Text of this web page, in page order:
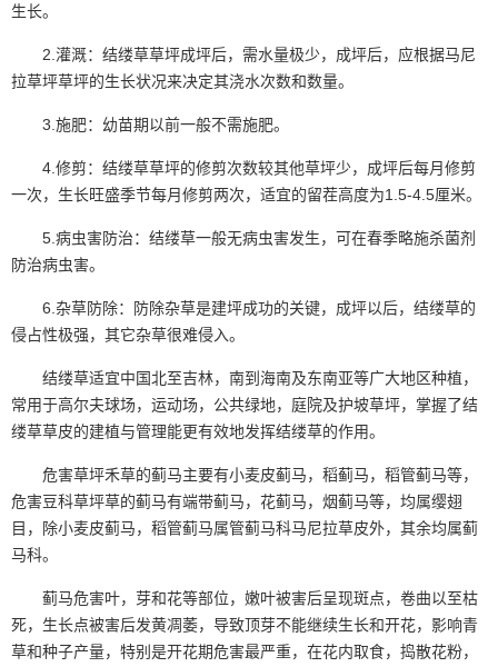
生长。
2.灌溉：结缕草草坪成坪后，需水量极少，成坪后，应根据马尼
拉草坪草坪的生长状况来决定其浇水次数和数量。
3.施肥：幼苗期以前一般不需施肥。
4.修剪：结缕草草坪的修剪次数较其他草坪少，成坪后每月修剪
一次，生长旺盛季节每月修剪两次，适宜的留茬高度为1.5-4.5厘米。
5.病虫害防治：结缕草一般无病虫害发生，可在春季略施杀菌剂
防治病虫害。
6.杂草防除：防除杂草是建坪成功的关键，成坪以后，结缕草的
侵占性极强，其它杂草很难侵入。
结缕草适宜中国北至吉林，南到海南及东南亚等广大地区种植，
常用于高尔夫球场，运动场，公共绿地，庭院及护坡草坪，掌握了结
缕草草皮的建植与管理能更有效地发挥结缕草的作用。
危害草坪禾草的蓟马主要有小麦皮蓟马，稻蓟马，稻管蓟马等，
危害豆科草坪草的蓟马有端带蓟马，花蓟马，烟蓟马等，均属缨翅
目，除小麦皮蓟马，稻管蓟马属管蓟马科马尼拉草皮外，其余均属蓟
马科。
蓟马危害叶，芽和花等部位，嫩叶被害后呈现斑点，卷曲以至枯
死，生长点被害后发黄凋萎，导致顶芽不能继续生长和开花，影响青
草和种子产量，特别是开花期危害最严重，在花内取食，捣散花粉，